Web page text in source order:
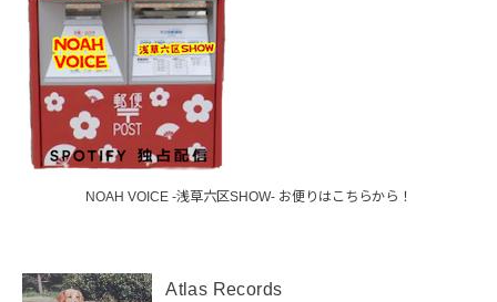
NOAH VOICE -浅草六区SHOW- お便りはこちらから！
Atlas Records